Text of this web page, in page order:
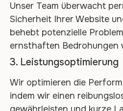
Unser Team überwacht
Sicherheit Ihrer Website
behebt potenzielle
ernsthaften Bedrohungen
3. Leistungsoptimierung
Wir optimieren die
indem wir einen